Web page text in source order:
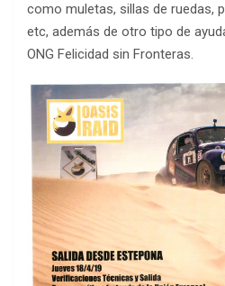
como muletas, sillas de ruedas,
etc, además de otro tipo de
ONG Felicidad sin Fronteras.